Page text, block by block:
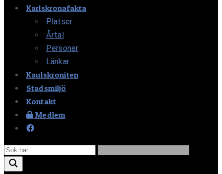
Karlskronafakta
Platser
Årtal
Personer
Länkar
Kaulskroniten
Stadsmiljö
Kontakt
Medlem